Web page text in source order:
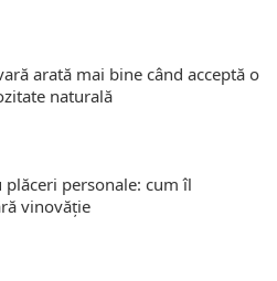
arată mai bine când acceptă o
naturală
personale: cum îl
vinovăție